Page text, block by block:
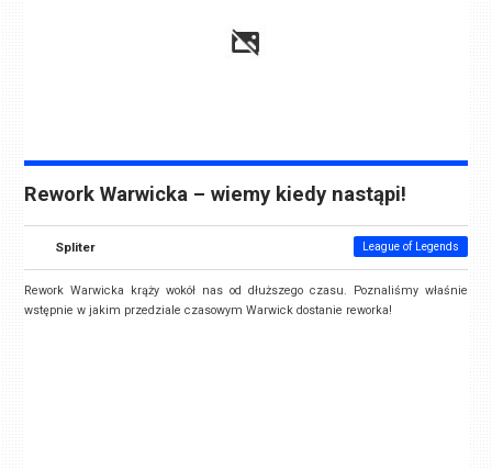
Rework Warwicka – wiemy kiedy nastąpi!
Spliter League of Legends
Rework Warwicka krąży wokół nas od dłuższego czasu. Poznaliśmy właśnie
wstępnie w jakim przedziale czasowym Warwick dostanie reworka!